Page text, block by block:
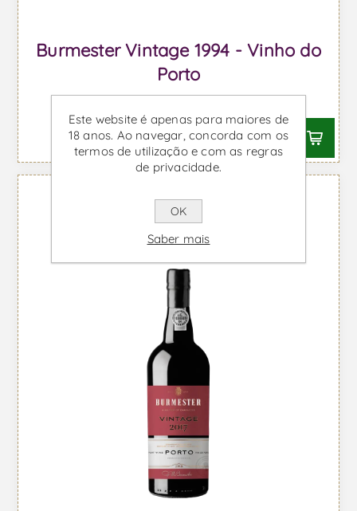
Burmester Vintage 1994 - Vinho do
Porto
Desde €102,16 IVA incl.
Este website é apenas para maiores de
18 anos. Ao navegar, concorda com os
termos de utilização e com as regras
de privacidade.
OK
Saber mais